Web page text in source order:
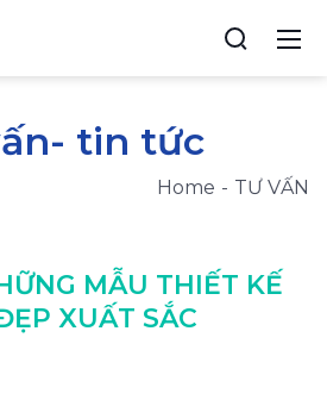
tin tức
Home TƯ VẤN
MẪU THIẾT KẾ
XUẤT SẮC